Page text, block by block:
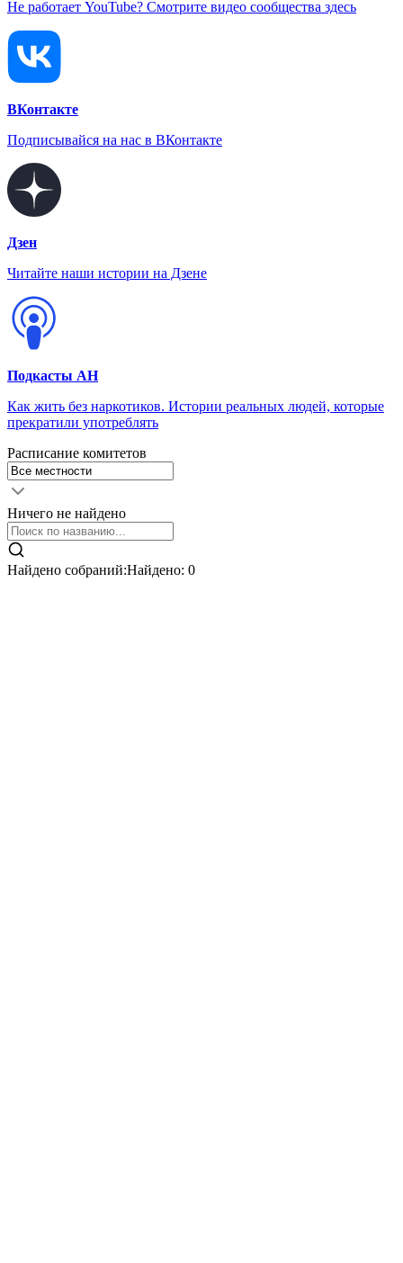
Не работает YouTube? Смотрите видео сообщества здесь
ВКонтакте
Подписывайся на нас в ВКонтакте
Дзен
Читайте наши истории на Дзене
Подкасты АН
Как жить без наркотиков. Истории реальных людей, которые
прекратили употреблять
Расписание комитетов
Ничего не найдено
Найдено собраний:Найдено: 0